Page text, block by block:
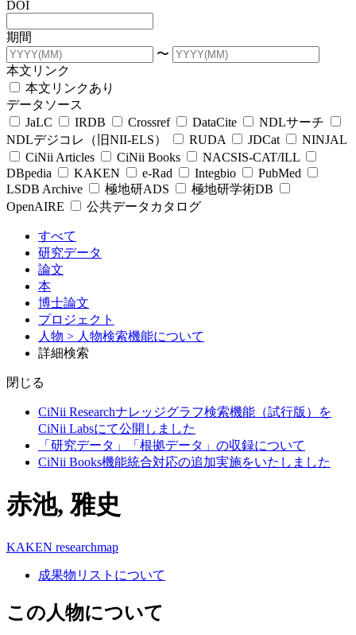
DOI
期間
〜
本文リンク
本文リンクあり
データソース
JaLC
IRDB Crossref DataCite
NDLサーチ
NDLデジコレ（旧NII-ELS）
RUDA JDCat
NINJAL
CiNii Articles
CiNii Books
NACSIS-CAT/ILL
DBpedia
KAKEN e-Rad Integbio
PubMed
LSDB Archive
極地研ADS
極地研学術DB
OpenAIRE
公共データカタログ
すべて
研究データ
論文
本
博士論文
プロジェクト
人物 > 人物検索機能について
詳細検索
閉じる
CiNii Researchナレッジグラフ検索機能（試行版）を
CiNii Labsにて公開しました
「研究データ」「根拠データ」の収録について
CiNii Books機能統合対応の追加実施をいたしました
赤池, 雅史
KAKEN researchmap
成果物リストについて
この人物について